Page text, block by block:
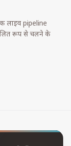
लाइव pipeline
रूप से चलने के